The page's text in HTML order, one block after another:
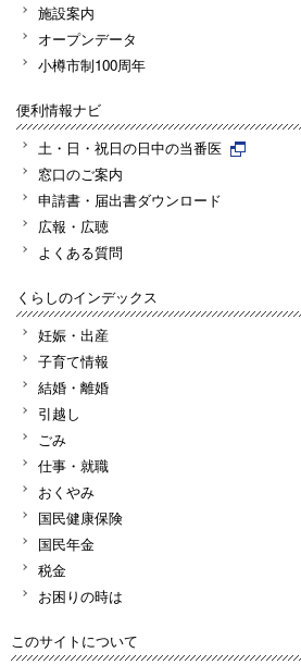
施設案内
オープンデータ
小樽市制100周年
便利情報ナビ
土・日・祝日の日中の当番医
窓口のご案内
申請書・届出書ダウンロード
広報・広聴
よくある質問
くらしのインデックス
妊娠・出産
子育て情報
結婚・離婚
引越し
ごみ
仕事・就職
おくやみ
国民健康保険
国民年金
税金
お困りの時は
このサイトについて